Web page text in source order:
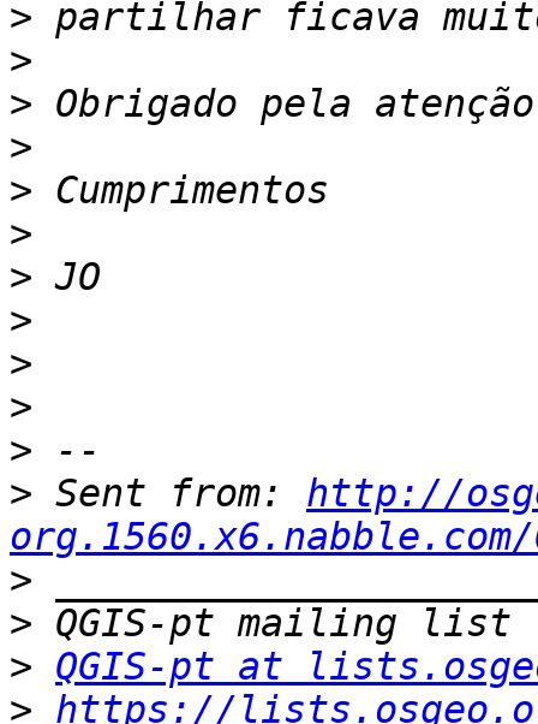
>
>
>
>
>
>
>
>
>
>
>
> Sent from: http://
>
>
> QGIS-pt at
> https://